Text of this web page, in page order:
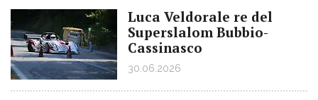
Luca Veldorale re del
Superslalom Bubbio-
Cassinasco
30.06.2026